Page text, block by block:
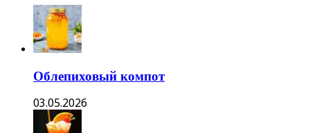
Облепиховый компот
03.05.2026